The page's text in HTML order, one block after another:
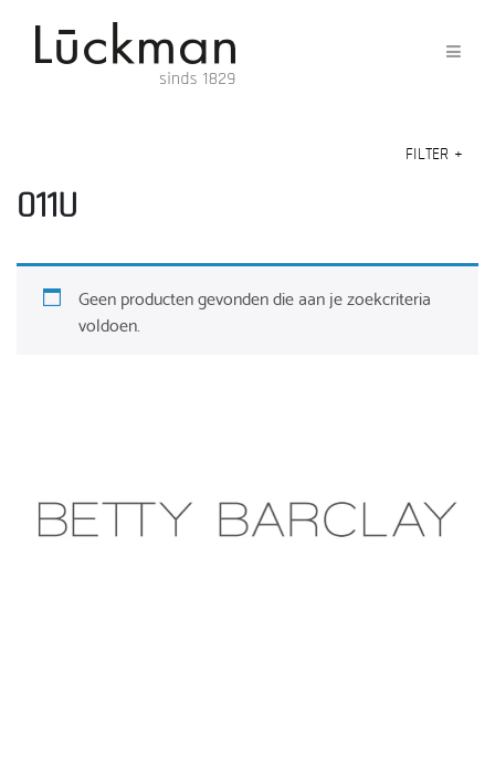
FILTER +
011U
Geen producten gevonden die aan je zoekcriteria
voldoen.